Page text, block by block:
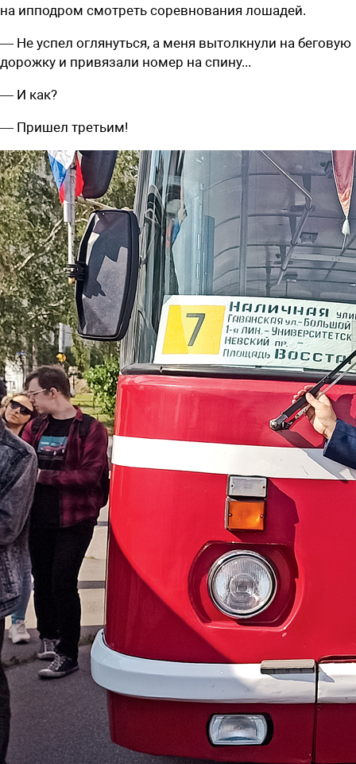
на ипподром смот­реть соревнования лошадей.
— Не успел оглянуться, а меня вытолкнули на беговую
дорожку и привязали номер на спину...
— И как?
— Пришел третьим!